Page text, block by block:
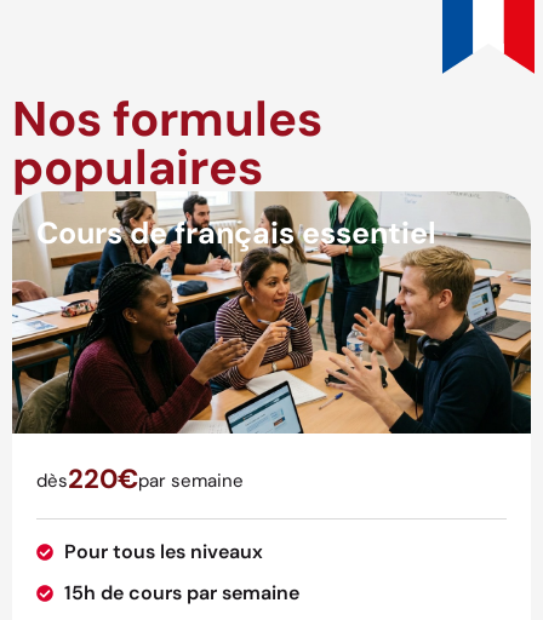
Nos formules
populaires
Cours de français essentiel
dès220€par semaine
Pour tous les niveaux
15h de cours par semaine